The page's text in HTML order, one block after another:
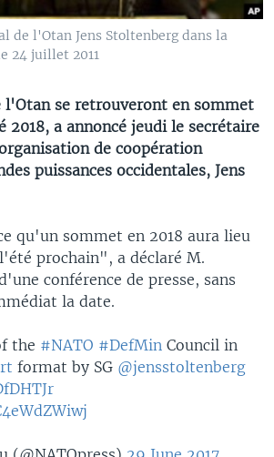
de l'Otan Jens Stoltenberg dans la
24 juillet 2011
l'Otan se retrouveront en sommet
2018, a annoncé jeudi le secrétaire
de coopération
puissances occidentales, Jens
qu'un sommet en 2018 aura lieu
prochain", a déclaré M.
conférence de presse, sans
la date.
the #NATO #DefMin Council in
format by SG @jensstoltenberg